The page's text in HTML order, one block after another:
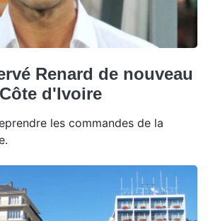
Renard de nouveau
d'Ivoire
les commandes de la